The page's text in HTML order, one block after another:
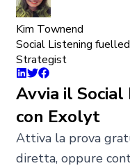
Kim Townend
Social Listening
Strategist
Avvia il
con Exolyt
Attiva la prova
diretta, oppure